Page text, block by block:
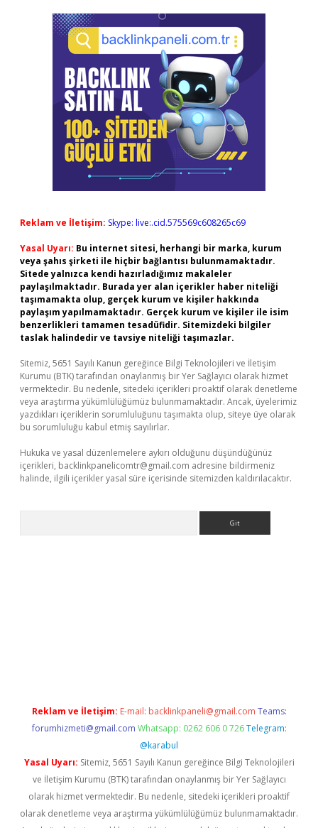
Reklam ve İletişim: Skype: live:.cid.575569c608265c69
Yasal Uyarı: Bu internet sitesi, herhangi bir marka, kurum
veya şahıs şirketi ile hiçbir bağlantısı bulunmamaktadır.
Sitede yalnızca kendi hazırladığımız makaleler
paylaşılmaktadır. Burada yer alan içerikler haber niteliği
taşımamakta olup, gerçek kurum ve kişiler hakkında
paylaşım yapılmamaktadır. Gerçek kurum ve kişiler ile isim
benzerlikleri tamamen tesadüfidir. Sitemizdeki bilgiler
taslak halindedir ve tavsiye niteliği taşımazlar.
Sitemiz, 5651 Sayılı Kanun gereğince Bilgi Teknolojileri ve İletişim
Kurumu (BTK) tarafından onaylanmış bir Yer Sağlayıcı olarak hizmet
vermektedir. Bu nedenle, sitedeki içerikleri proaktif olarak denetleme
veya araştırma yükümlülüğümüz bulunmamaktadır. Ancak, üyelerimiz
yazdıkları içeriklerin sorumluluğunu taşımakta olup, siteye üye olarak
bu sorumluluğu kabul etmiş sayılırlar.
Hukuka ve yasal düzenlemelere aykırı olduğunu düşündüğünüz
içerikleri, backlinkpanelicomtr@gmail.com adresine bildirmeniz
halinde, ilgili içerikler yasal süre içerisinde sitemizden kaldırılacaktır.
Reklam ve İletişim: E-mail: backlinkpaneli@gmail.com Teams:
forumhizmeti@gmail.com Whatsapp: 0262 606 0 726 Telegram:
@karabul
Yasal Uyarı: Sitemiz, 5651 Sayılı Kanun gereğince Bilgi Teknolojileri
ve İletişim Kurumu (BTK) tarafından onaylanmış bir Yer Sağlayıcı
olarak hizmet vermektedir. Bu nedenle, sitedeki içerikleri proaktif
olarak denetleme veya araştırma yükümlülüğümüz bulunmamaktadır.